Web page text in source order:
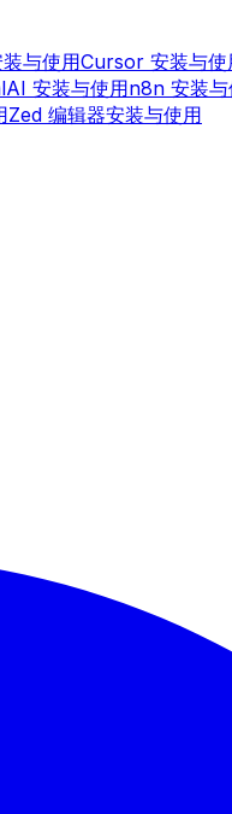
与使用Cursor 安装与使
安装与使用n8n 安装与
Zed 编辑器安装与使用